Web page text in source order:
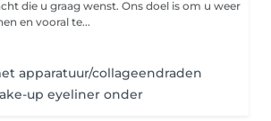
die u graag wenst. Ons doel is om u weer
en vooral te...
apparatuur/collageendraden
up eyeliner onder